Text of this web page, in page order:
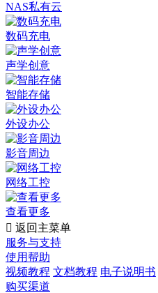
NAS私有云
数码充电
声学创意
智能存储
外设办公
影音周边
网络工控
查看更多
 返回主菜单
服务与支持
使用帮助
视频教程 文档教程 电子说明书
购买渠道